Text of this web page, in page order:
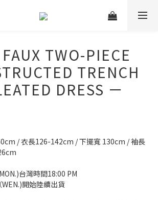
TWO-PIECE
TRENCH
DRESS ㄧ
/ 衣長126-142cm / 下擺寬 130cm / 袖長
台灣時間18:00 PM
開始陸續出貨